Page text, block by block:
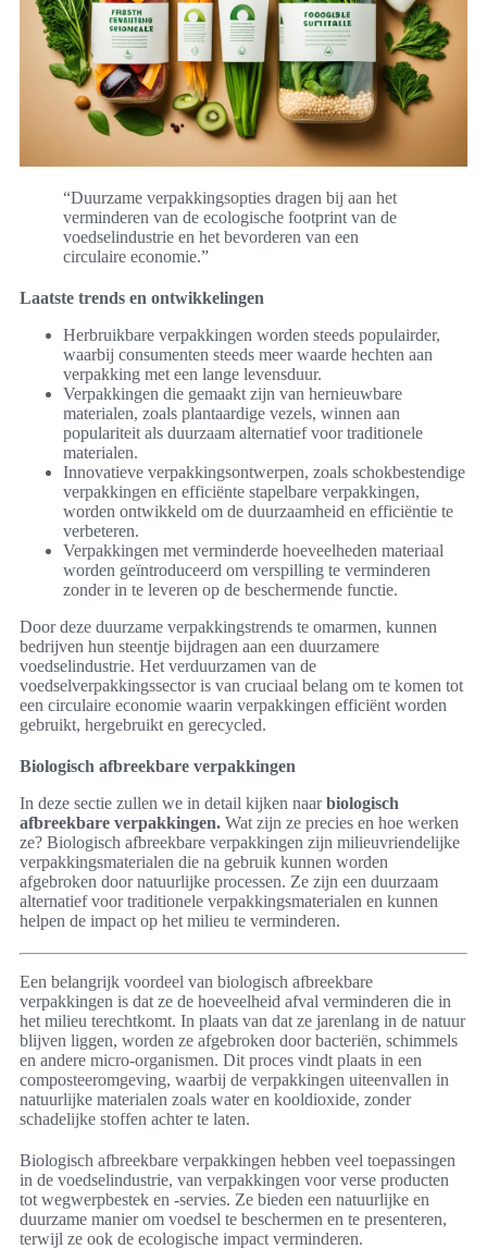
“Duurzame verpakkingsopties dragen bij aan het
verminderen van de ecologische footprint van de
voedselindustrie en het bevorderen van een
circulaire economie.”
Laatste trends en ontwikkelingen
Herbruikbare verpakkingen worden steeds populairder,
waarbij consumenten steeds meer waarde hechten aan
verpakking met een lange levensduur.
Verpakkingen die gemaakt zijn van hernieuwbare
materialen, zoals plantaardige vezels, winnen aan
populariteit als duurzaam alternatief voor traditionele
materialen.
Innovatieve verpakkingsontwerpen, zoals schokbestendige
verpakkingen en efficiënte stapelbare verpakkingen,
worden ontwikkeld om de duurzaamheid en efficiëntie te
verbeteren.
Verpakkingen met verminderde hoeveelheden materiaal
worden geïntroduceerd om verspilling te verminderen
zonder in te leveren op de beschermende functie.
Door deze duurzame verpakkingstrends te omarmen, kunnen
bedrijven hun steentje bijdragen aan een duurzamere
voedselindustrie. Het verduurzamen van de
voedselverpakkingssector is van cruciaal belang om te komen tot
een circulaire economie waarin verpakkingen efficiënt worden
gebruikt, hergebruikt en gerecycled.
Biologisch afbreekbare verpakkingen
In deze sectie zullen we in detail kijken naarbiologisch
afbreekbare verpakkingen. Wat zijn ze precies en hoe werken
ze? Biologisch afbreekbare verpakkingen zijn milieuvriendelijke
verpakkingsmaterialen die na gebruik kunnen worden
afgebroken door natuurlijke processen. Ze zijn een duurzaam
alternatief voor traditionele verpakkingsmaterialen en kunnen
helpen de impact op het milieu te verminderen.
Een belangrijk voordeel van biologisch afbreekbare
verpakkingen is dat ze de hoeveelheid afval verminderen die in
het milieu terechtkomt. In plaats van dat ze jarenlang in de natuur
blijven liggen, worden ze afgebroken door bacteriën, schimmels
en andere micro-organismen. Dit proces vindt plaats in een
composteeromgeving, waarbij de verpakkingen uiteenvallen in
natuurlijke materialen zoals water en kooldioxide, zonder
schadelijke stoffen achter te laten.
Biologisch afbreekbare verpakkingen hebben veel toepassingen
in de voedselindustrie, van verpakkingen voor verse producten
tot wegwerpbestek en -servies. Ze bieden een natuurlijke en
duurzame manier om voedsel te beschermen en te presenteren,
terwijl ze ook de ecologische impact verminderen.